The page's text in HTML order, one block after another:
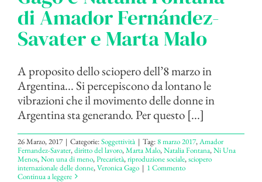
di Amador Fernández-
Savater e Marta Malo
A proposito dello sciopero dell’8 marzo in
Argentina... Si percepiscono da lontano le
vibrazioni che il movimento delle donne in
Argentina sta generando. Per questo [...]
26 Marzo, 2017 | Categorie:Soggettività | Tag:8 marzo 2017,Amador
Fernandez-Savater,diritto del lavoro,Marta Malo,Natalia Fontana,Ni Una
Menos,Non una di meno,Precarietà,riproduzione sociale,sciopero
internazionale delle donne,Veronica Gago | 1 Commento
Continua a leggere